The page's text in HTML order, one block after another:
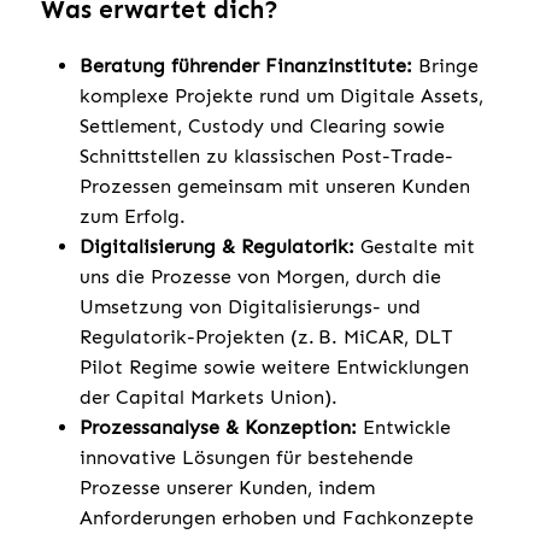
Was erwartet dich?
Beratung führender Finanzinstitute: Bringe
komplexe Projekte rund um Digitale Assets,
Settlement, Custody und Clearing sowie
Schnittstellen zu klassischen Post-Trade-
Prozessen gemeinsam mit unseren Kunden
zum Erfolg.
Digitalisierung & Regulatorik: Gestalte mit
uns die Prozesse von Morgen, durch die
Umsetzung von Digitalisierungs- und
Regulatorik-Projekten (z. B. MiCAR, DLT
Pilot Regime sowie weitere Entwicklungen
der Capital Markets Union).
Prozessanalyse & Konzeption: Entwickle
innovative Lösungen für bestehende
Prozesse unserer Kunden, indem
Anforderungen erhoben und Fachkonzepte